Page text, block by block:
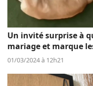
Un invité surprise à
mariage et marque
01/03/2024 à 12h21